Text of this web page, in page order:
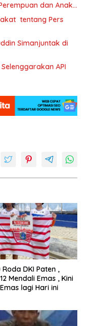
dan Anak (
tentang Pers
Simanjuntak di
API
DKI Paten ,
Mendali Emas , Kini
lagi Hari ini